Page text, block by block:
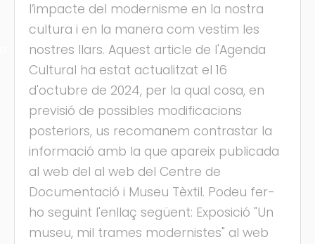
l’impacte del modernisme en la nostra
cultura i en la manera com vestim les
nostres llars. Aquest article de l'Agenda
Cultural ha estat actualitzat el 16
d'octubre de 2024, per la qual cosa, en
previsió de possibles modificacions
posteriors, us recomanem contrastar la
informació amb la que apareix publicada
al web del al web del Centre de
Documentació i Museu Tèxtil. Podeu fer-
ho seguint l'enllaç següent: Exposició "Un
museu, mil trames modernistes" al web